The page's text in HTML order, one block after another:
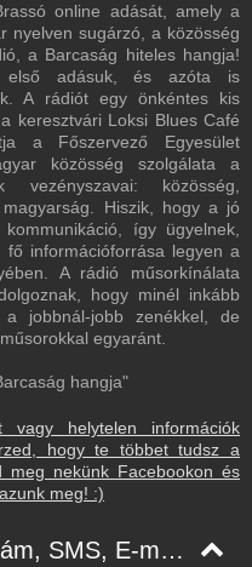
online adását, amely a
nyelven sugárzó, a közösség
a Barcaság hiteles hangja!
adásuk, és azóta is
A rádiót egy önkéntes kis
keresztvári Loksi Blues Café
a Főszervező Egyesület
közösség szolgálata a
vezényszavai: közösség,
Hiszik, hogy a jó
így ügyelnek,
információforrása legyen a
A rádió műsorkínálata
hogy minél inkább
jobbnál-jobb zenékkel, de
egyaránt.
hangja"
helytelen információk
hogy te többet tudsz a
nekünk Facebookon és
meg! :)
Elérhetőségek - Telefonszám, SMS, E-mail, Facebook